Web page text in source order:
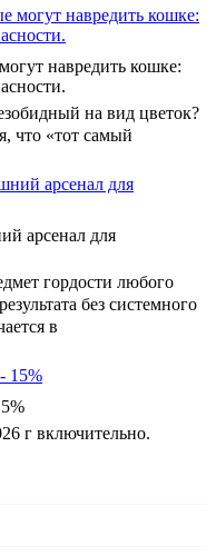
навредить кошке:
на вид цветок?
что «тот самый
арсенал для
гордости любого
без системного
в
г включительно.